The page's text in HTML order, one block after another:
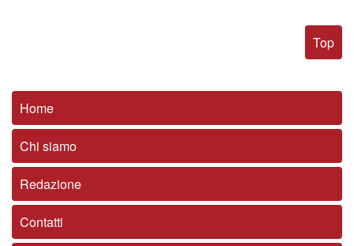
Top
Home
Chi siamo
Redazione
Contatti